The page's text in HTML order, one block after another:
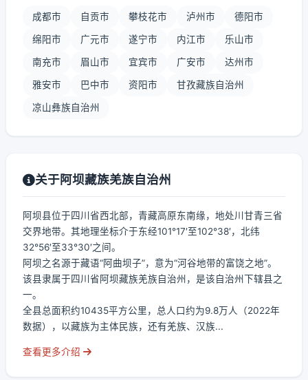
成都市 自贡市 攀枝花市 泸州市 德阳市
绵阳市 广元市 遂宁市 内江市 乐山市
南充市 眉山市 宜宾市 广安市 达州市
雅安市 巴中市 资阳市 甘孜藏族自治州
凉山彝族自治州
关于阿坝藏族羌族自治州
阿坝县位于四川省西北部，青藏高原东南缘，地处川甘青三省
交界地带。其地理坐标介于东经101°17′至102°38′，北纬
32°56′至33°30′之间。
阿坝之名源于藏语“阿曲坝子”，意为“河谷地带的富饶之地”。
该县隶属于四川省阿坝藏族羌族自治州，是该自治州下辖县之
一。
全县总面积约10435平方公里，总人口约为9.8万人（2022年
数据），以藏族为主体民族，还有羌族、汉族...
查看更多介绍